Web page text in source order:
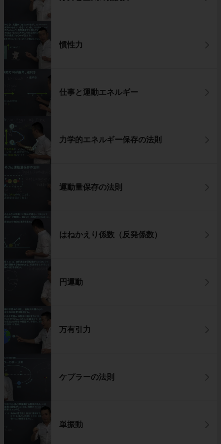
慣性力
仕事と運動エネルギー
力学的エネルギー保存の法則
運動量保存の法則
はねかえり係数（反発係数）
円運動
万有引力
ケプラーの法則
単振動